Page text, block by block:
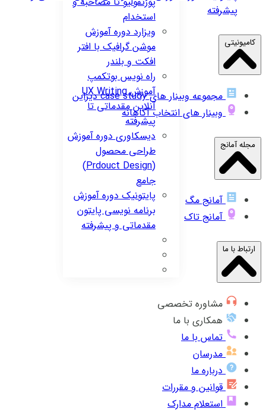
استخدام
ویزارددوره آموزش
موشن گرافیک با افتر
افکت و بلندر
راه نویسبوتکمپ
آموزش UX Writing
آنلاین مقدماتی تا
پیشرفته
دیسکاوریدوره آموزش
طراحی محصول
(Prdouct Design)
جامع
پایتونیکدوره آموزش
برنامه نویسی پایتون
مقدماتی و پیشرفته
پیشرفته
کامیونیتی
مجموعه وبینار های case study دیزاین
وبینار های انتخاب آگاهانه
مجله آمانج
آمانج مگ
آمانج تاک
ارتباط با ما
مشاوره تخصصی
همکاری با ما
تماس با ما
مدرسان
درباره ما
قوانین و مقررات
استعلام مدارک